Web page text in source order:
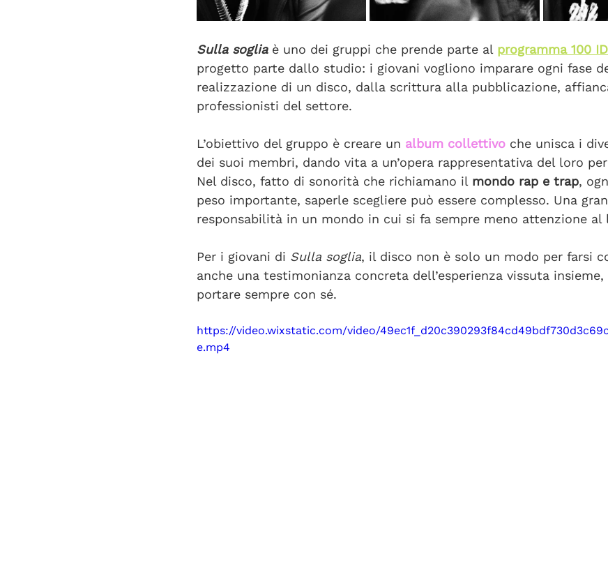
Sulla soglia è uno dei gruppi che prende parte al programma 100
progetto parte dallo studio: i giovani vogliono imparare ogni fase
realizzazione di un disco, dalla scrittura alla pubblicazione,
professionisti del settore.
L’obiettivo del gruppo è creare un album collettivo che unisca i
dei suoi membri, dando vita a un’opera rappresentativa del loro
Nel disco, fatto di sonorità che richiamano il mondo rap e trap,
peso importante, saperle scegliere può essere complesso. Una
responsabilità in un mondo in cui si fa sempre meno attenzione al
Per i giovani di Sulla soglia, il disco non è solo un modo per farsi
anche una testimonianza concreta dell’esperienza vissuta
portare sempre con sé.
https://video.wixstatic.com/video/
e.mp4